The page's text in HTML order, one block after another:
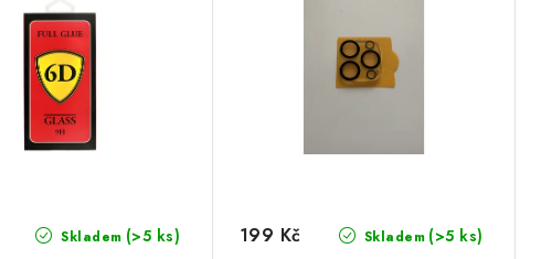
Skladem (>5 ks) Skladem (>5 ks)
199 Kč